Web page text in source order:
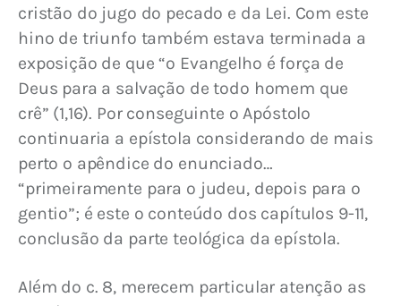
cristão do jugo do pecado e da Lei. Com este
hino de triunfo também estava terminada a
exposição de que “o Evangelho é força de
Deus para a salvação de todo homem que
crê” (1,16). Por conseguinte o Apóstolo
continuaria a epístola considerando de mais
perto o apêndice do enunciado…
“primeiramente para o judeu, depois para o
gentio”; é este o conteúdo dos capítulos 9-11,
conclusão da parte teológica da epístola.
Além do c. 8, merecem particular atenção as